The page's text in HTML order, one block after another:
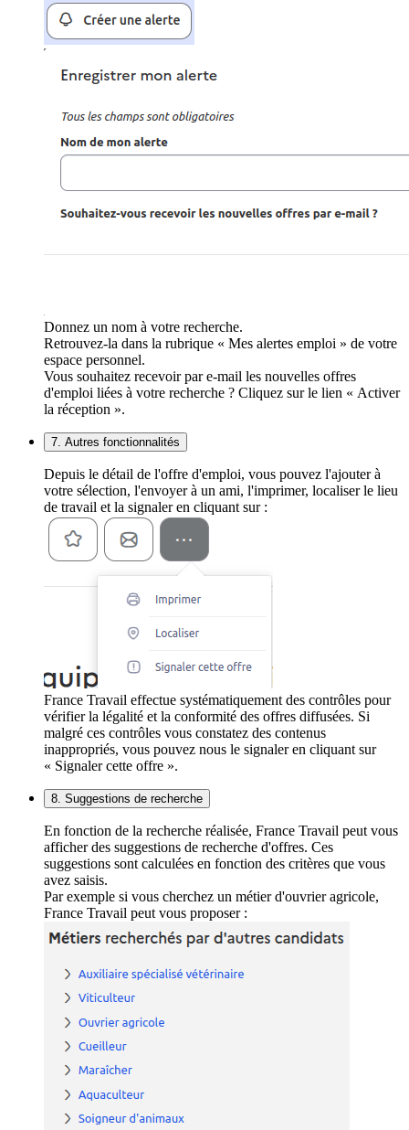
Donnez un nom à votre recherche.
Retrouvez-la dans la rubrique « Mes alertes emploi » de votre
espace personnel.
Vous souhaitez recevoir par e-mail les nouvelles offres
d'emploi liées à votre recherche ? Cliquez sur le lien « Activer
la réception ».
7. Autres fonctionnalités
Depuis le détail de l'offre d'emploi, vous pouvez l'ajouter à
votre sélection, l'envoyer à un ami, l'imprimer, localiser le lieu
de travail et la signaler en cliquant sur :
France Travail effectue systématiquement des contrôles pour
vérifier la légalité et la conformité des offres diffusées. Si
malgré ces contrôles vous constatez des contenus
inappropriés, vous pouvez nous le signaler en cliquant sur
« Signaler cette offre ».
8. Suggestions de recherche
En fonction de la recherche réalisée, France Travail peut vous
afficher des suggestions de recherche d'offres. Ces
suggestions sont calculées en fonction des critères que vous
avez saisis.
Par exemple si vous cherchez un métier d'ouvrier agricole,
France Travail peut vous proposer :